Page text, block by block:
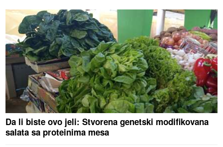
Da li biste ovo jeli: Stvorena genetski modifikovana
salata sa proteinima mesa